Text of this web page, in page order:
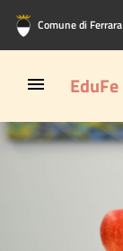
Vai al contenuto
Vai al footer
Comune di Ferrara
EduFe